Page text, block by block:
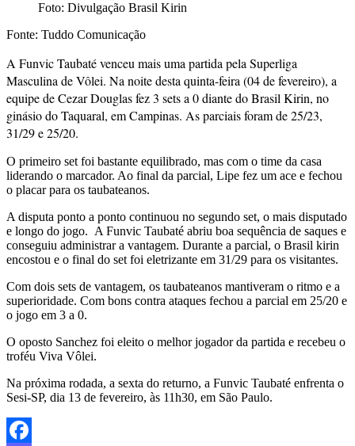
Foto: Divulgação Brasil Kirin
Fonte: Tuddo Comunicação
A Funvic Taubaté venceu mais uma partida pela Superliga
Masculina de Vôlei. Na noite desta quinta-feira (04 de fevereiro), a
equipe de Cezar Douglas fez 3 sets a 0 diante do Brasil Kirin, no
ginásio do Taquaral, em Campinas. As parciais foram de 25/23,
31/29 e 25/20.
O primeiro set foi bastante equilibrado, mas com o time da casa
liderando o marcador. Ao final da parcial, Lipe fez um ace e fechou
o placar para os taubateanos.
A disputa ponto a ponto continuou no segundo set, o mais disputado
e longo do jogo. A Funvic Taubaté abriu boa sequência de saques e
conseguiu administrar a vantagem. Durante a parcial, o Brasil kirin
encostou e o final do set foi eletrizante em 31/29 para os visitantes.
Com dois sets de vantagem, os taubateanos mantiveram o ritmo e a
superioridade. Com bons contra ataques fechou a parcial em 25/20 e
o jogo em 3 a 0.
O oposto Sanchez foi eleito o melhor jogador da partida e recebeu o
troféu Viva Vôlei.
Na próxima rodada, a sexta do returno, a Funvic Taubaté enfrenta o
Sesi-SP, dia 13 de fevereiro, às 11h30, em São Paulo.